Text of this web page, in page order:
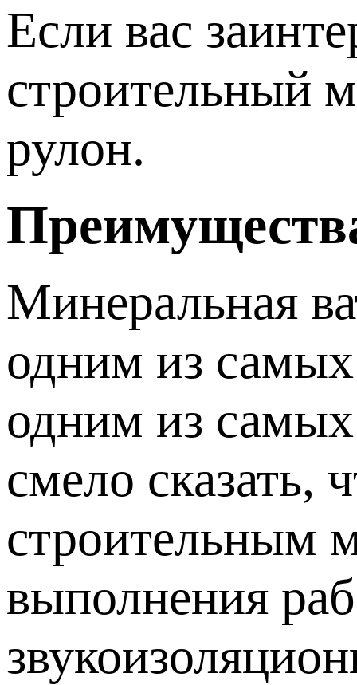
Если вас
строительный
рулон.
Минеральная
одним из
одним из
смело сказать,
строительным
выполнения